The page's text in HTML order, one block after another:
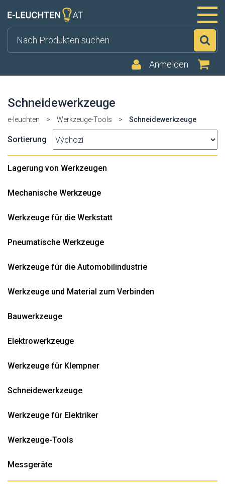
Anmelden
Schneidewerkzeuge
e-leuchten > Werkzeuge-Tools > Schneidewerkzeuge
Sortierung
Lagerung von Werkzeugen
Mechanische Werkzeuge
Werkzeuge für die Werkstatt
Pneumatische Werkzeuge
Werkzeuge für die Automobilindustrie
Werkzeuge und Material zum Verbinden
Bauwerkzeuge
Elektrowerkzeuge
Werkzeuge für Klempner
Schneidewerkzeuge
Werkzeuge für Elektriker
Werkzeuge-Tools
Messgeräte